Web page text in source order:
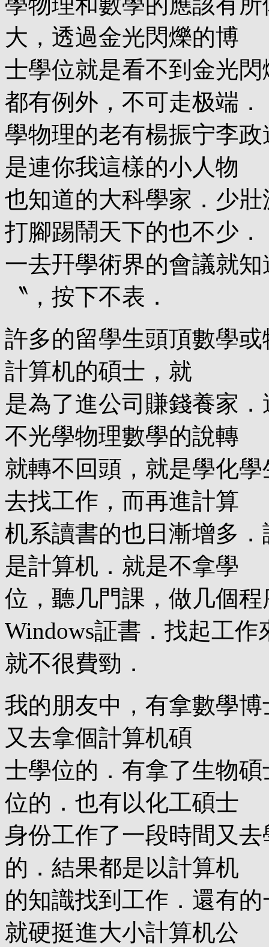
大，透過金光閃爍的博
士學位就是看不到金光
都有例外，不可走极端．
學物理的老有楊振宁李
是連你我這樣的小人物
也知道的大科學家．少
打腳踢鬧天下的也不少．
一去幵學術界的會議就
〝，按下不表．
許多的留學生頭頂數學
計算机的碩士，就
是為了進公司賺錢養家
不光學物理數學的說轉
就轉不回頭，就是學化
去找工作，而再進計算
机系讀書的也日漸增多
是計算机．就是不拿學
位，聽几門課，做几個
Windows証書．找起工作
就不很費勁．
我的朋友中，有拿數學
又去拿個計算机碩
士學位的．有拿了生物
位的．也有以化工碩士
身份工作了一段時間又
的．結果都是以計算机
的知識找到工作．還有
就硬挺進大小計算机公